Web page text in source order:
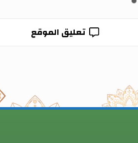
تعليق الموقع